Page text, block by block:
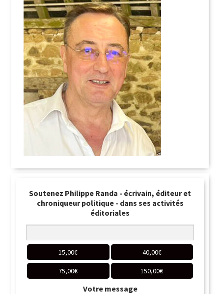
Soutenez Philippe Randa - écrivain, éditeur et
chroniqueur politique - dans ses activités
éditoriales
15,00€ 40,00€
75,00€ 150,00€
Votre message